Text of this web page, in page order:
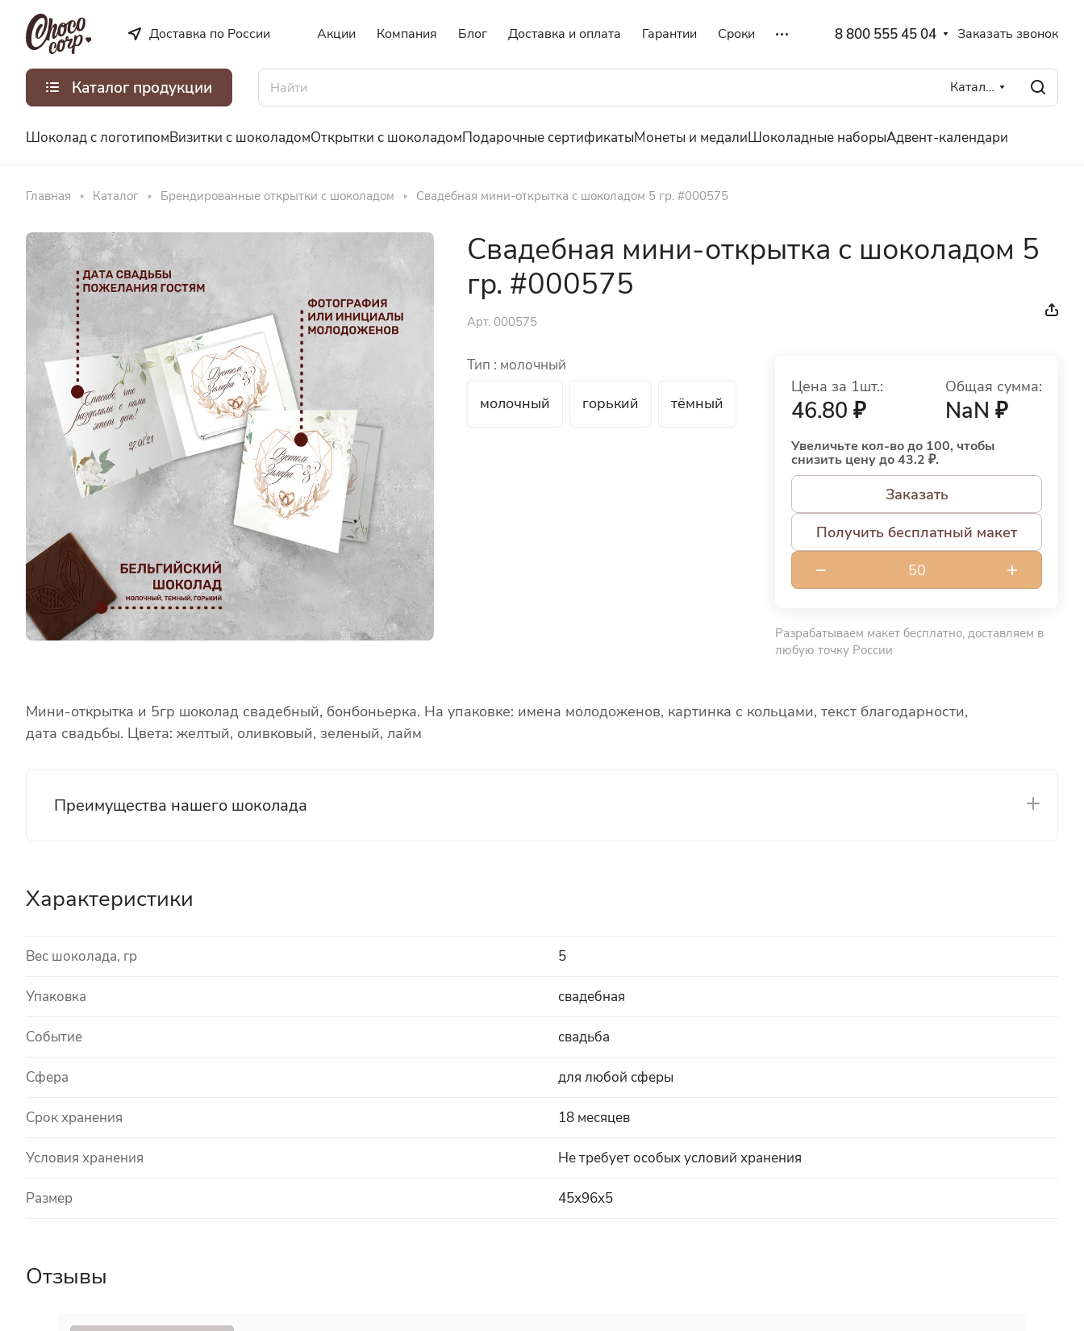
Доставка по России Акции Компания Блог Доставка и оплата Гарантии Сроки 8 800 555 45 04 Заказать звонок
Каталог продукции Каталог
Шоколад с логотипомВизитки с шоколадомОткрытки с шоколадомПодарочные сертификатыМонеты и медалиШоколадные наборыАдвент-календари
Главная Каталог Брендированные открытки с шоколадом Свадебная мини-открытка с шоколадом 5 гр. #000575
Свадебная мини-открытка с шоколадом 5
гр. #000575
Арт. 000575
Тип : молочный
молочный горький тёмный
Цена за 1шт.:
46.80 ₽
Общая сумма:
NaN ₽
Увеличьте кол-во до 100, чтобы
снизить цену до 43.2 ₽.
Заказать
Получить бесплатный макет
Разрабатываем макет бесплатно, доставляем в
любую точку России
Мини-открытка и 5гр шоколад свадебный, бонбоньерка. На упаковке: имена молодоженов, картинка с кольцами, текст благодарности,
дата свадьбы. Цвета: желтый, оливковый, зеленый, лайм
Преимущества нашего шоколада
Характеристики
Вес шоколада, гр 5
Упаковка свадебная
Событие свадьба
Сфера для любой сферы
Срок хранения 18 месяцев
Условия хранения Не требует особых условий хранения
Размер 45х96х5
Отзывы